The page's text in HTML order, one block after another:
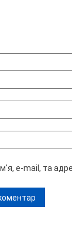
e-mail, та